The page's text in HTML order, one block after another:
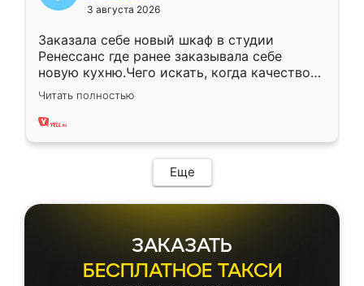
3 августа 2026
Заказала себе новый шкаф в студии
Ренессанс где ранее заказывала себе
новую кухню.Чего искать, когда качеством
вполне довольна. Служит кухня уже почти
два года, нареканий нет.
Читать полностью
Еще
ЗАКАЗАТЬ
БЕСПЛАТНОЕ ТАКСИ